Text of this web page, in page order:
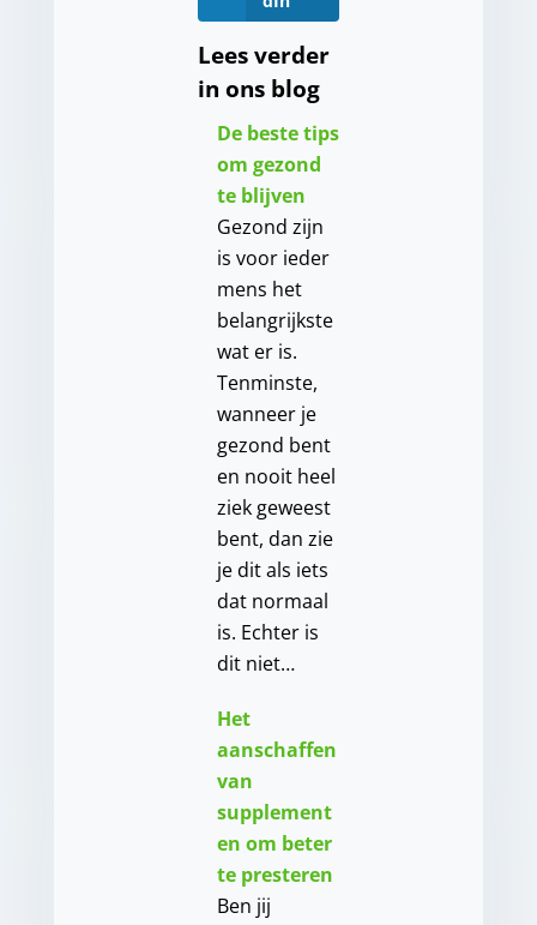
Lees verder
in ons blog
De beste tips
om gezond
te blijven
Gezond zijn
is voor ieder
mens het
belangrijkste
wat er is.
Tenminste,
wanneer je
gezond bent
en nooit heel
ziek geweest
bent, dan zie
je dit als iets
dat normaal
is. Echter is
dit niet…
Het
aanschaffen
van
supplement
en om beter
te presteren
Ben jij